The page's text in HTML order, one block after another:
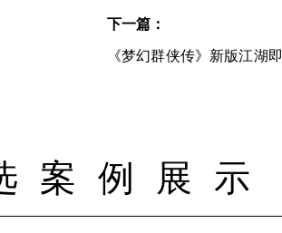
下一篇：
《梦幻群侠传》新版江湖
案例展示